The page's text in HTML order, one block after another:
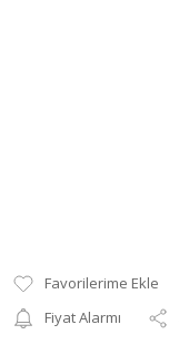
Fiyat Alarmı